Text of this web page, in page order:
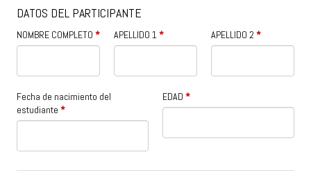
DATOS DEL PARTICIPANTE
NOMBRE COMPLETO * APELLIDO 1* APELLIDO 2 *
Fecha de nacimiento del
estudiante *
EDAD *